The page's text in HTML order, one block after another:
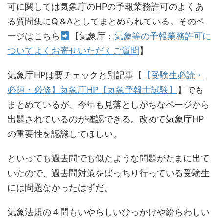
可に関しては気象庁のHPの予報業務許可のよくあ
る質問集にQ＆Aとしてまとめられている。そのペ
ージはこちら
【気象庁： 気象等の予報業務許可に
ついてよくお寄せいただくご質問 】
気象庁HPは要チェックと別記事【
【受験生必読・
必須・必修】気象庁HP【気象予報士試験】
】でも
まとめているが、今年も見落としがちなページから
出題されているのが確認できる。改めて気象庁HP
の重要性を認識してほしい。
といっても過去問でも似たような問題がたまに出て
いたので、過去問対策をばっちり行っている受験生
には問題なかったはずだ。
気象法規の４問もいやらしいひっかけや紛らわしい